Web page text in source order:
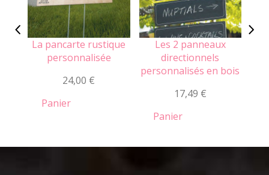
La pancarte rustique
personnalisée
24,00 €
Panier
Les 2 panneaux
directionnels
personnalisés en bois
17,49 €
Panier